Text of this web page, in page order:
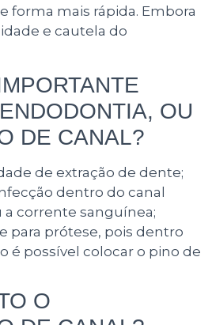
forma mais rápida. Embora
e cautela do
OU
DE CANAL?
de extração de dente;
dentro do canal
a corrente sanguínea;
para prótese, pois dentro
é possível colocar o pino de
O